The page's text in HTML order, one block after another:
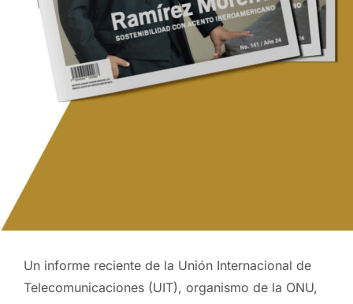
Un informe reciente de la Unión Internacional de
Telecomunicaciones (UIT), organismo de la ONU,